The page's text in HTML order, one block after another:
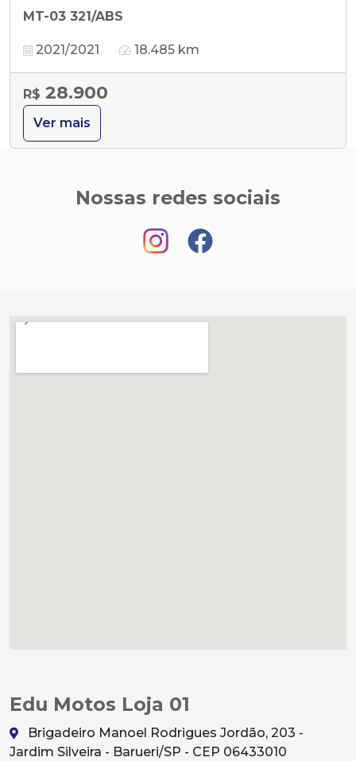
MT-03 321/ABS
2021/2021 18.485 km
R$ 28.900
Ver mais
Nossas redes sociais
Edu Motos Loja 01
Brigadeiro Manoel Rodrigues Jordão, 203 -
Jardim Silveira - Barueri/SP - CEP 06433010